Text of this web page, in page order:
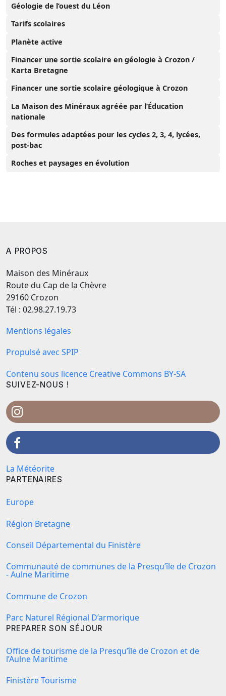
Géologie de l’ouest du Léon
Tarifs scolaires
Planète active
Financer une sortie scolaire en géologie à Crozon /
Karta Bretagne
Financer une sortie scolaire géologique à Crozon
La Maison des Minéraux agréée par l’Éducation
nationale
Des formules adaptées pour les cycles 2, 3, 4, lycées,
post-bac
Roches et paysages en évolution
A PROPOS
Maison des Minéraux
Route du Cap de la Chèvre
29160 Crozon
Tél : 02.98.27.19.73
Mentions légales
Propulsé avec SPIP
Contenu sous licence Creative Commons BY-SA
SUIVEZ-NOUS !
La Météorite
PARTENAIRES
Europe
Région Bretagne
Conseil Départemental du Finistère
Communauté de communes de la Presqu’île de Crozon
- Aulne Maritime
Commune de Crozon
Parc Naturel Régional D’armorique
PREPARER SON SÉJOUR
Office de tourisme de la Presqu’île de Crozon et de
l’Aulne Maritime
Finistère Tourisme